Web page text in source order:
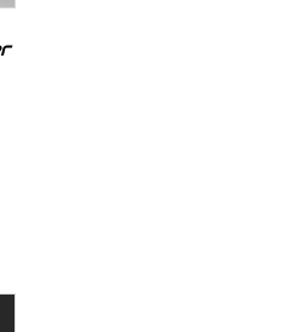
Kurier- und
Unsere
Schutz für Ihren
länger in Top-Zustand
nur die jeweils möglichen